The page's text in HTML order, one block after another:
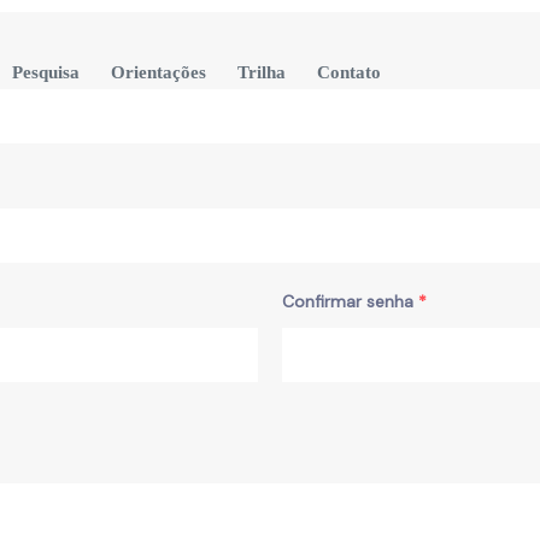
Pesquisa Orientações Trilha Contato
Confirmar senha *